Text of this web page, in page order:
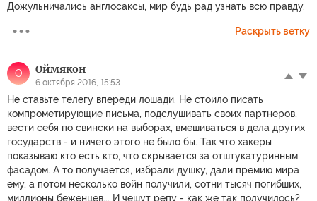
Дожульничались англосаксы, мир будь рад узнать всю правду.
Раскрыть ветку
О Оймякон
6 октября 2016, 15:53
Не ставьте телегу впереди лошади. Не стоило писать
компрометирующие письма, подслушивать своих партнеров,
вести себя по свински на выборах, вмешиваться в дела других
государств - и ничего этого не было бы. Так что хакеры
показываю кто есть кто, что скрывается за отштукатуринным
фасадом. А то получается, избрали душку, дали премию мира
ему, а потом несколько войн получили, сотни тысяч погибших,
миллионы беженцев... И чешут репу - как же так получилось?